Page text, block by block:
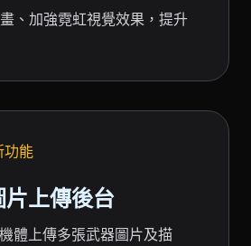
、加強霓虹視覺效果，提升
功能
上傳後台
體上傳多張武器圖片及描